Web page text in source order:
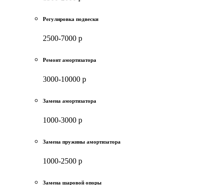
Регулировка подвески
2500-7000 р
Ремонт амортизатора
3000-10000 р
Замена амортизатора
1000-3000 р
Замена пружины амортизатора
1000-2500 р
Замена шаровой опоры